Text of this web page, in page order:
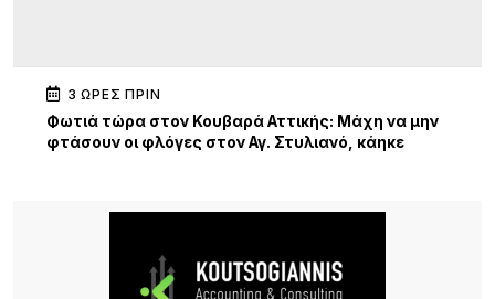
3 ΏΡΕΣ ΠΡΙΝ
Φωτιά τώρα στον Κουβαρά Αττικής: Μάχη να μην
φτάσουν οι φλόγες στον Αγ. Στυλιανό, κάηκε
4 ΏΡΕΣ ΠΡΙΝ
Σωματεία Β. Αιγαίου